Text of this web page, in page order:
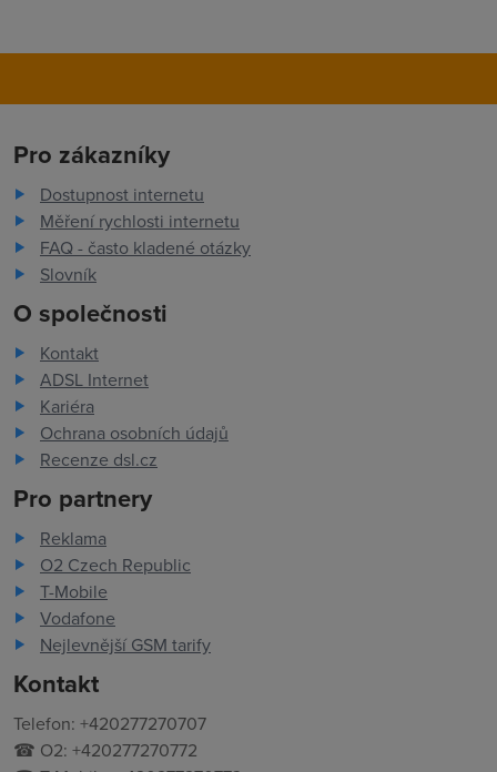
Pro zákazníky
Dostupnost internetu
Měření rychlosti internetu
FAQ - často kladené otázky
Slovník
O společnosti
Kontakt
ADSL Internet
Kariéra
Ochrana osobních údajů
Recenze dsl.cz
Pro partnery
Reklama
O2 Czech Republic
T-Mobile
Vodafone
Nejlevnější GSM tarify
Kontakt
Telefon: +420277270707
☎ O2: +420277270772